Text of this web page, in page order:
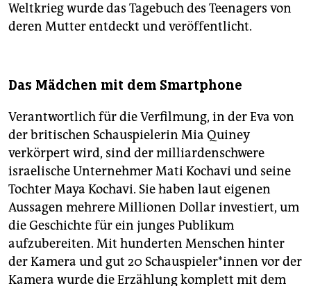
Weltkrieg wurde das Tagebuch des Teenagers von
deren Mutter entdeckt und veröffentlicht.
Das Mädchen mit dem Smartphone
Verantwortlich für die Verfilmung, in der Eva von
der britischen Schauspielerin Mia Quiney
verkörpert wird, sind der milliardenschwere
israelische Unternehmer Mati Kochavi und seine
Tochter Maya Kochavi. Sie haben laut eigenen
Aussagen mehrere Millionen Dollar investiert, um
die Geschichte für ein junges Publikum
aufzubereiten. Mit hunderten Menschen hinter
der Kamera und gut 20 Schauspieler*innen vor der
Kamera wurde die Erzählung komplett mit dem